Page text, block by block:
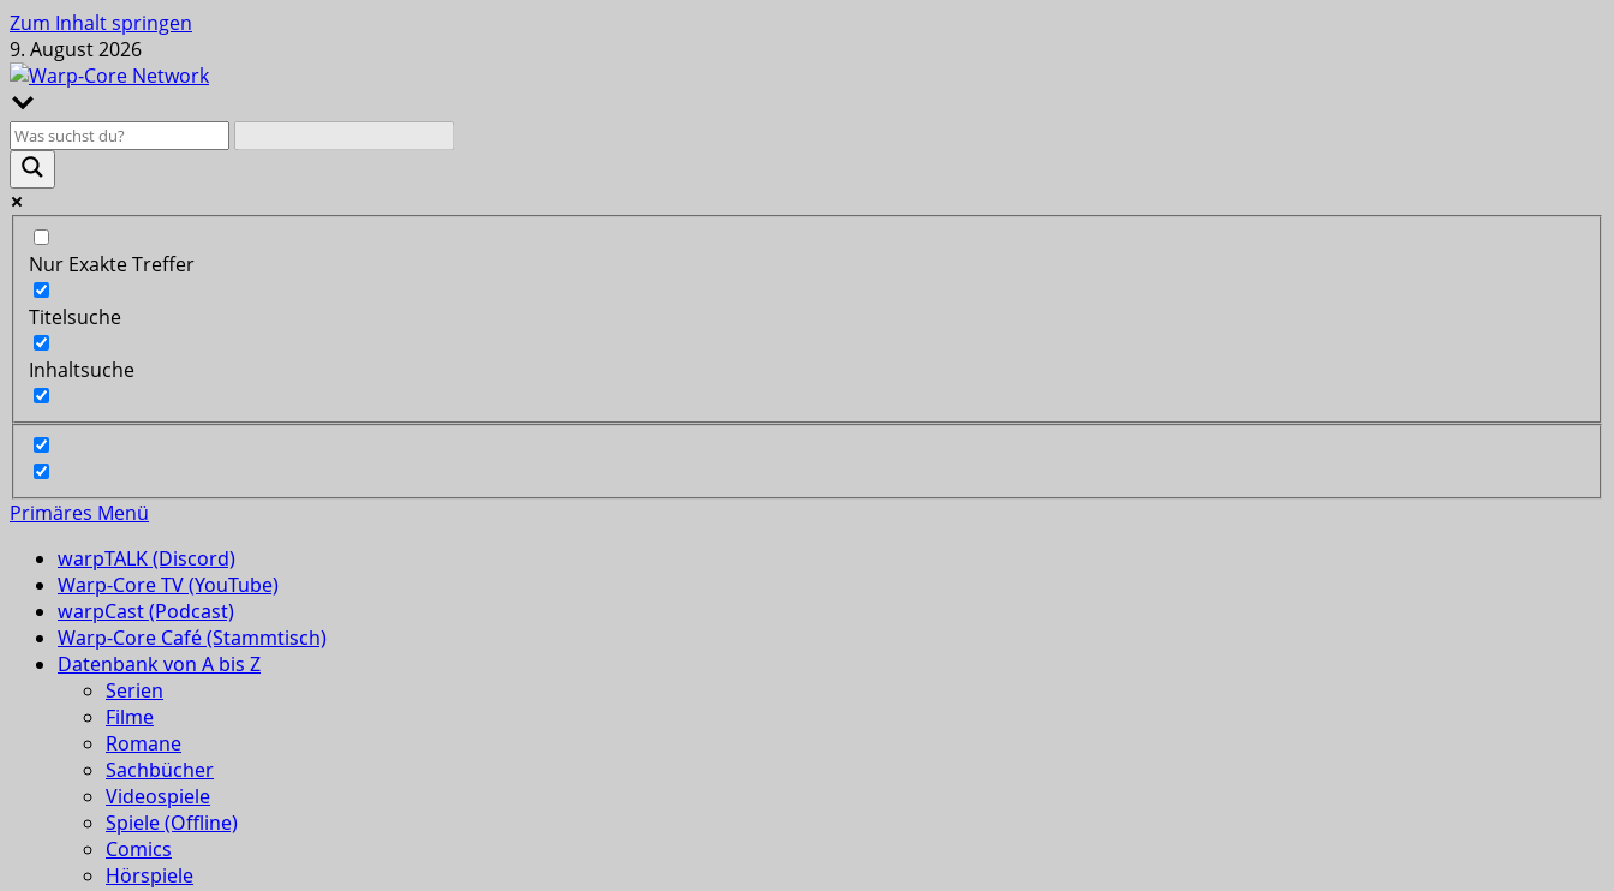
Zum Inhalt springen
9. August 2026
Nur Exakte Treffer
Titelsuche
Inhaltsuche
Primäres Menü
warpTALK (Discord)
Warp-Core TV (YouTube)
warpCast (Podcast)
Warp-Core Café (Stammtisch)
Datenbank von A bis Z
Serien
Filme
Romane
Sachbücher
Videospiele
Spiele (Offline)
Comics
Hörspiele